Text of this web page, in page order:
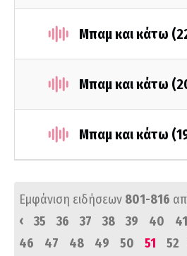
Μπαμ και κάτω
Μπαμ και κάτω
Μπαμ και κάτω
Εμφάνιση ειδήσεων 801-816
‹
35 36 37 38 39 40 41
46
47 48 49 50 51 52